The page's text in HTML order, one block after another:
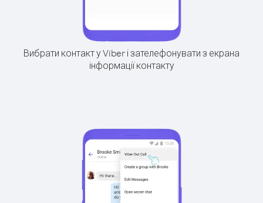
Вибрати контакт у Viber і зателефонувати з екрана
інформації контакту